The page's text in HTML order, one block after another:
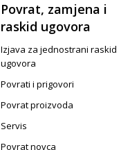
Povrat, zamjena i
raskid ugovora
Izjava za jednostrani raskid
ugovora
Povrati i prigovori
Povrat proizvoda
Servis
Povrat novca